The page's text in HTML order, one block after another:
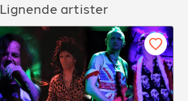
Lignende artister